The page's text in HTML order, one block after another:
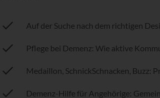
Auf der Suche nach dem richtigen
Pflege bei Demenz: Wie aktive
Medaillon, SchnickSchnacken, Buzz:
Demenz-Hilfe für Angehörige: